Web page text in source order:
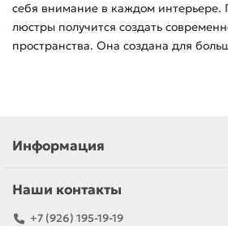
себя внимание в каждом
люстры получится создать
пространства. Она создана для
Информация
Наши контакты
+7 (926) 195-19-19